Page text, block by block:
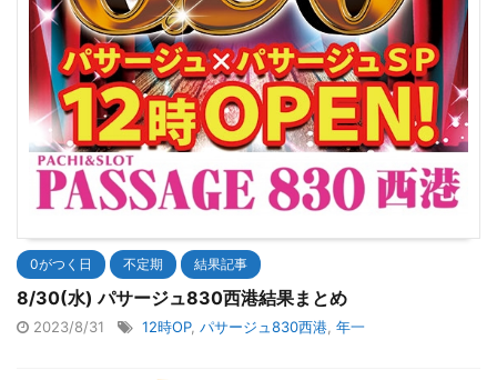
0がつく日 不定期 結果記事
8/30(水) パサージュ830西港結果まとめ
2023/8/31 12時OP, パサージュ830西港 年一